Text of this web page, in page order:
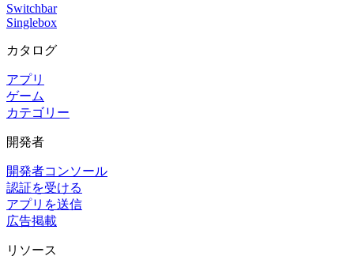
Switchbar
Singlebox
カタログ
アプリ
ゲーム
カテゴリー
開発者
開発者コンソール
認証を受ける
アプリを送信
広告掲載
リソース